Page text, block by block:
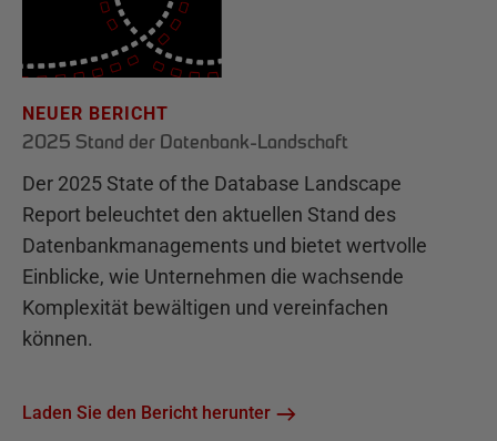
NEUER BERICHT
2025 Stand der Datenbank-Landschaft
Der 2025 State of the Database Landscape
Report beleuchtet den aktuellen Stand des
Datenbankmanagements und bietet wertvolle
Einblicke, wie Unternehmen die wachsende
Komplexität bewältigen und vereinfachen
können.
Laden Sie den Bericht herunter